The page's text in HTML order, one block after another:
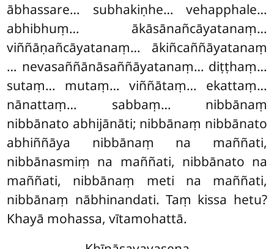
ābhassare… subhakiṇhe… vehapphale…
abhibhuṃ… ākāsānañcāyatanaṃ…
viññāṇañcāyatanaṃ… ākiñcaññāyatanaṃ
… nevasaññānāsaññāyatanaṃ… diṭṭhaṃ…
sutaṃ… mutaṃ… viññātaṃ… ekattaṃ…
nānattaṃ… sabbaṃ… nibbānaṃ
nibbānato abhijānāti; nibbānaṃ nibbānato
abhiññāya nibbānaṃ na maññati,
nibbānasmiṃ na maññati, nibbānato na
maññati, nibbānaṃ meti na maññati,
nibbānaṃ nābhinandati. Taṃ kissa hetu?
Khayā mohassa, vītamohattā.